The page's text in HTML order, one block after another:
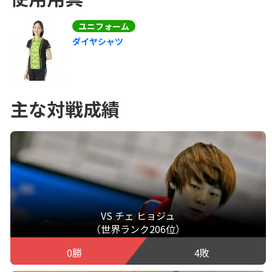
ユニフォーム
ダイヤシャツ
主な対戦成績
VS チェ ヒョジュ
（世界ランク206位）
0勝
4敗